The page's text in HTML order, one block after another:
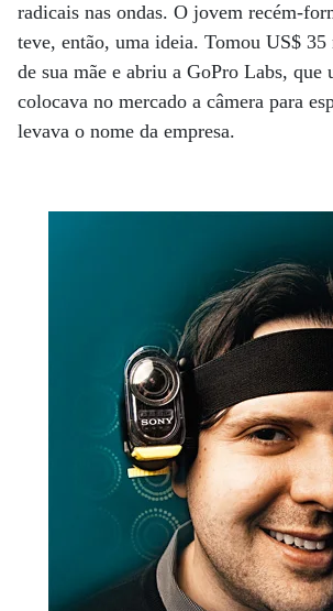
radicais nas ondas. O jovem recém-
teve, então, uma ideia. Tomou US$ 35
de sua mãe e abriu a GoPro Labs, que
colocava no mercado a câmera para
levava o nome da empresa.